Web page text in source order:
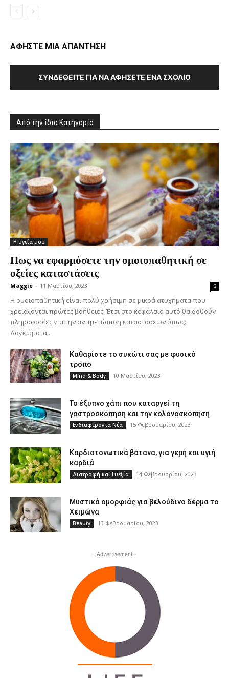
ΑΦΗΣΤΕ ΜΙΑ ΑΠΑΝΤΗΣΗ
ΣΥΝΔΕΘΕΊΤΕ ΓΙΑ ΝΑ ΑΦΉΣΕΤΕ ΈΝΑ ΣΧΌΛΙΟ
Από την ίδια Κατηγορία
Η υγεία μου
Πως να εφαρμόσετε την ομοιοπαθητική σε
οξείες καταστάσεις
Maggie - 11 Μαρτίου, 2023 0
Η ομοιοπαθητική είναι πολύ χρήσιμη σε μικρά ατυχήματα που
χρειάζονται πρώτες βοήθειες. Έτσι στο κεφάλαιο αυτό θα δοθούν
πληροφορίες για την αντιμετώπιση καταστάσεων όπως:
Δαγκώματα...
Καθαρίστε το συκώτι σας με φυσικό
τρόπο
Mind & Body 10 Μαρτίου, 2023
Το έξυπνο χάπι που καταργεί τη
γαστροσκόπηση και την κολονοσκόπηση
Ενδιαφέροντα Νέα 15 Φεβρουαρίου, 2023
Καρδιοτονωτικά βότανα, για γερή και υγιή
καρδιά
Διατροφή και Ευεξία 14 Φεβρουαρίου, 2023
Μυστικά ομορφιάς για βελούδινο δέρμα το
Χειμώνα
Beauty 13 Φεβρουαρίου, 2023
- Advertisement -